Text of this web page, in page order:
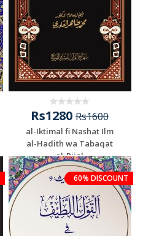
Rs1280 Rs1600
al-Iktimal fi Nashat Ilm
al-Hadith wa Tabaqat
al-Rijal
60% DISCOUNT